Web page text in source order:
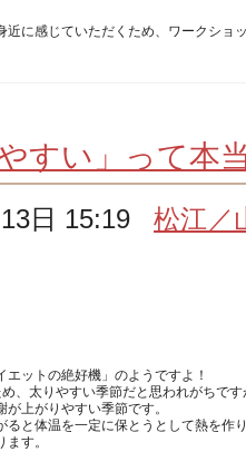
近に感じていただくため、ワークショ
すい」って本
13日 15:19松江／
エットの絶好機」のようですよ！
、太りやすい季節だと思われがちです
上がりやすい季節です。
ると体温を一定に保とうとして熱を作
す。